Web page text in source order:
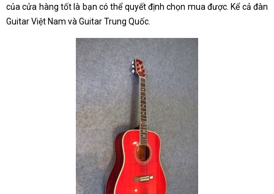
của cửa hàng tốt là bạn có thể quyết định chọn mua được. Kể cả đàn
Guitar Việt Nam và Guitar Trung Quốc.